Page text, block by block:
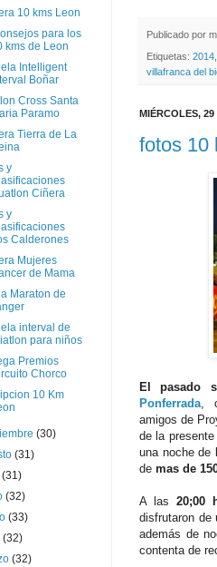
Publicado por
Etiquetas: 2014
villafranca del
MIÉRCOLES,
fotos 10
El pasado
Ponferrada ,
amigos de
de la
una noche de
de mas de
A las 20;00
disfrutaron de
además de
contenta de
10 kms Leon
para los
kms de Leon
Intelligent
Boñar
Cross Santa
Paramo
Tierra de La
y
Ciñera
y
Calderones
Mujeres
de Mama
Maraton de
interval de
para niños
Premios
Chorco
10 Km
(30)
(31)
(31)
(32)
(33)
(32)
(32)